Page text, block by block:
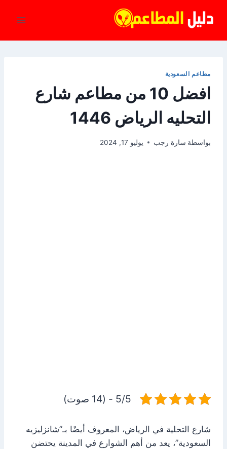
مطاعم السعودية
افضل 10 من مطاعم شارع
التحليه الرياض 1446
بواسطة سارة رجب يوليو 17, 2024
5/5 - (14 صوت)
شارع التحلية في الرياض، المعروف أيضًا بـ”شانزليزيه
السعودية”، يعد من أهم الشوارع في المدينة يحتضن